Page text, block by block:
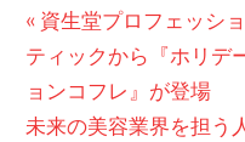
投
稿
ナ
前
の
投
稿:
資生堂プロフェッシ
ティックから『ホリデ
ョンコフレ』が登場
次
未来の美容業界を担う